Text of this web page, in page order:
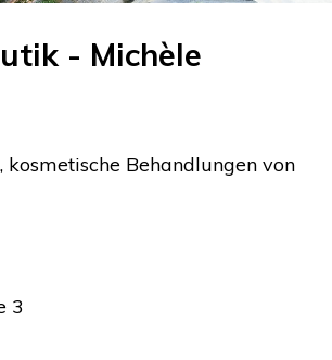
- Michèle
kosmetische Behandlungen von
3